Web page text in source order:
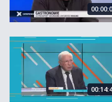
SOUVENIRS : Les